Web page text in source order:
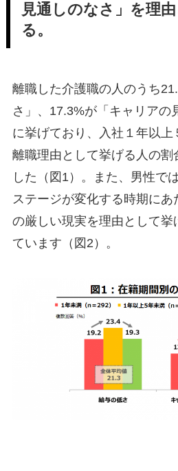
見通しのなさ」を理
る。
離職した介護職の人のうち
さ」、17.3%が「キャリアの
に挙げており、入社１年以上
離職理由として挙げる人の割
した（図1）。また、男性で
ステージが変化する時期に
の厳しい現実を理由として挙
ています（図2）。